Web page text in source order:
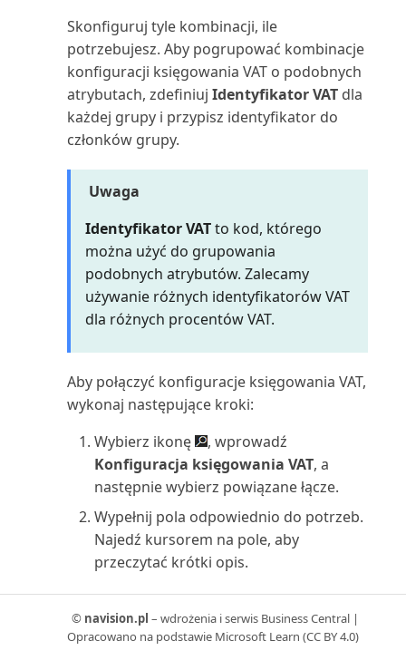
Zestawienie obrotów i sald wg
okresu (raport)
Zestawienie obrotów i
sald/Budżet (raport Excel)
Zestawienie obrotów i
sald/Budżet (raport)
Zestawienie obrotów i
sald/poprzedni rok (raport)
Zestawienie rachunku kosztów
Zestawienie rachunku kosztów
wg okresu (raport)
Zestawienie zysków
zatrzymanych (raport)
Zlec. prod.: Kalkulacja (raport)
Zlec. prod.: Szczegółowa
Zlec. prod.: Wstępnie kalk. czas
(raport)
Skonfiguruj tyle kombinacji, ile
potrzebujesz. Aby pogrupować kombinacje
konfiguracji księgowania VAT o podobnych
atrybutach, zdefiniuj Identyfikator VATdla
każdej grupy i przypisz identyfikator do
członków grupy.
Uwaga
Identyfikator VATto kod, którego
można użyć do grupowania
podobnych atrybutów. Zalecamy
używanie różnych identyfikatorów VAT
dla różnych procentów VAT.
Aby połączyć konfiguracje księgowania VAT,
wykonaj następujące kroki:
Wybierz ikonę
, wprowadź
Konfiguracja księgowania VAT, a
następnie wybierz powiązane łącze.
Wypełnij pola odpowiednio do potrzeb.
Najedź kursorem na pole, aby
przeczytać krótki opis.
Domyślne przypisywanie grup
księgowych VAT do wielu
© navision.pl – wdrożenia i serwis Business Central |
Opracowano na podstawie Microsoft Learn (CC BY 4.0)